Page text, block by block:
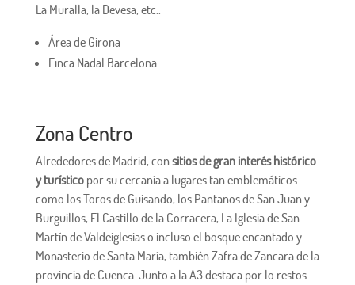
La Muralla, la Devesa, etc..
Área de Girona
Finca Nadal Barcelona
Zona Centro
Alrededores de Madrid, consitios de gran interés histórico
y turísticopor su cercanía a lugares tan emblemáticos
como los Toros de Guisando, los Pantanos de San Juan y
Burguillos, El Castillo de la Corracera, La Iglesia de San
Martín de Valdeiglesias o incluso el bosque encantado y
Monasterio de Santa María, también Zafra de Zancara de la
provincia de Cuenca. Junto a la A3 destaca por lo restos